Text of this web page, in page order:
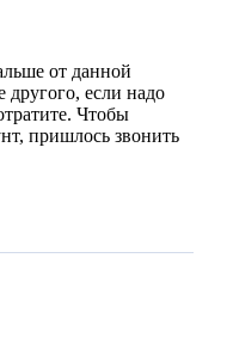
от данной
если надо
Чтобы
пришлось звонить